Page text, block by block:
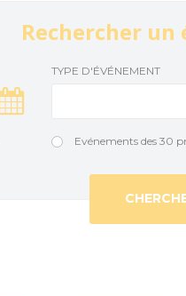
Pêche
Aires de
Rechercher un
TYPE D'ÉVÉNEMENT
Evénements des 30